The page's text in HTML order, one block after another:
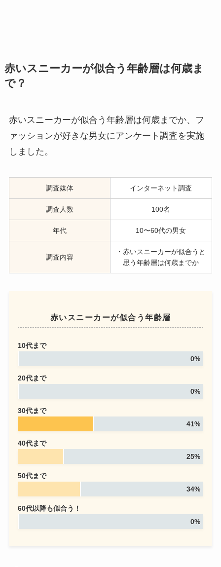
赤いスニーカーが似合う年齢層は何歳ま
で？
赤いスニーカーが似合う年齢層は何歳までか、フ
ァッションが好きな男女にアンケート調査を実施
しました。
調査媒体 インターネット調査
調査人数 100名
年代 10〜60代の男女
調査内容
・赤いスニーカーが似合うと
思う年齢層は何歳までか
赤いスニーカーが似合う年齢層
10代まで
0%
20代まで
0%
30代まで
41%
40代まで
25%
50代まで
34%
60代以降も似合う！
0%